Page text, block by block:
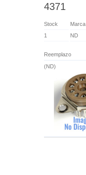
4371
Stock Marca
1
ND
Reemplazo
(ND)